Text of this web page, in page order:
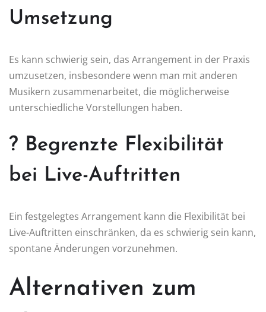
Umsetzung
Es kann schwierig sein, das Arrangement in der Praxis
umzusetzen, insbesondere wenn man mit anderen
Musikern zusammenarbeitet, die möglicherweise
unterschiedliche Vorstellungen haben.
? Begrenzte Flexibilität
bei Live-Auftritten
Ein festgelegtes Arrangement kann die Flexibilität bei
Live-Auftritten einschränken, da es schwierig sein kann,
spontane Änderungen vorzunehmen.
Alternativen zum